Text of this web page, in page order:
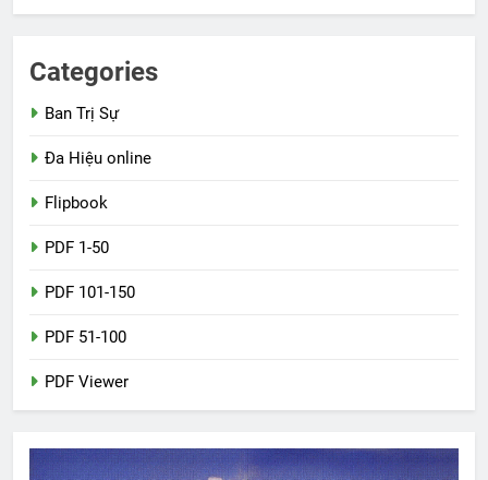
Categories
Ban Trị Sự
Đa Hiệu online
Flipbook
PDF 1-50
PDF 101-150
PDF 51-100
PDF Viewer